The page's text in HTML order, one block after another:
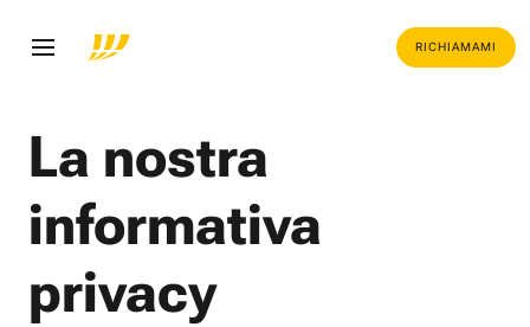
RICHIAMAMI
La nostra
informativa
privacy